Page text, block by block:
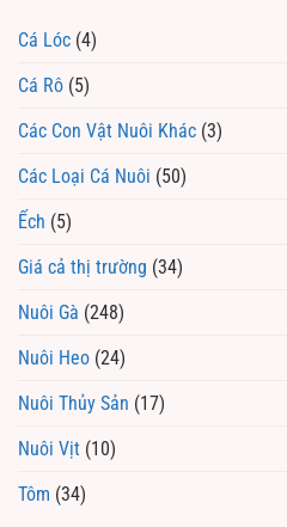
Cá Lóc (4)
Cá Rô (5)
Các Con Vật Nuôi Khác (3)
Các Loại Cá Nuôi (50)
Ếch (5)
Giá cả thị trường (34)
Nuôi Gà (248)
Nuôi Heo (24)
Nuôi Thủy Sản (17)
Nuôi Vịt (10)
Tôm (34)